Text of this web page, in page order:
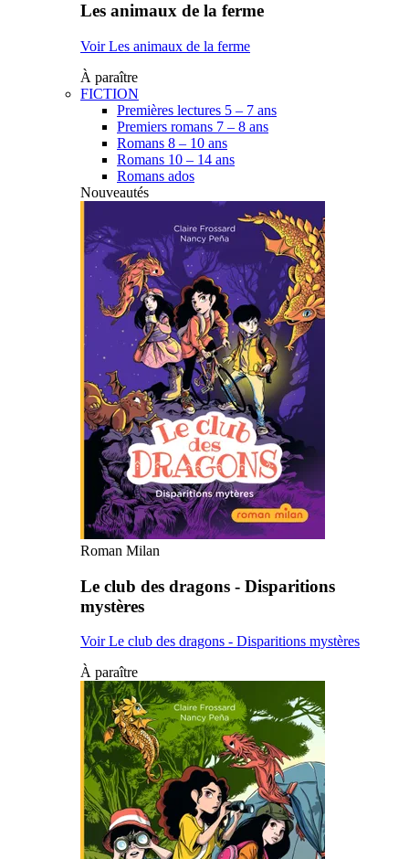
Les animaux de la ferme
Voir Les animaux de la ferme
À paraître
FICTION
Premières lectures 5 – 7 ans
Premiers romans 7 – 8 ans
Romans 8 – 10 ans
Romans 10 – 14 ans
Romans ados
Nouveautés
Roman Milan
Le club des dragons - Disparitions
mystères
Voir Le club des dragons - Disparitions mystères
À paraître